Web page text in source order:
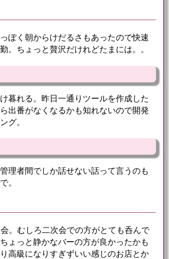
ぽく朝からけだるさもあったので快速
。ちょっと贅沢だけれどたまには。。
暮れる。昨日一通りツールを作成した
出番がなくなるかも知れないので開発
グ。
理者間でしか話せない話って言うのも
。
。むしろ二次会での方がとても呑んで
ょっと静かなバーの方が良かったかも
高級になりすぎずいい感じのお店とか